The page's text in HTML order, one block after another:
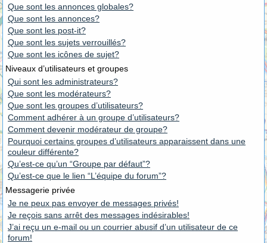
Que sont les annonces globales?
Que sont les annonces?
Que sont les post-it?
Que sont les sujets verrouillés?
Que sont les icônes de sujet?
Niveaux d’utilisateurs et groupes
Qui sont les administrateurs?
Que sont les modérateurs?
Que sont les groupes d’utilisateurs?
Comment adhérer à un groupe d’utilisateurs?
Comment devenir modérateur de groupe?
Pourquoi certains groupes d’utilisateurs apparaissent dans une
couleur différente?
Qu’est-ce qu’un “Groupe par défaut”?
Qu’est-ce que le lien “L’équipe du forum”?
Messagerie privée
Je ne peux pas envoyer de messages privés!
Je reçois sans arrêt des messages indésirables!
J’ai reçu un e-mail ou un courrier abusif d’un utilisateur de ce
forum!